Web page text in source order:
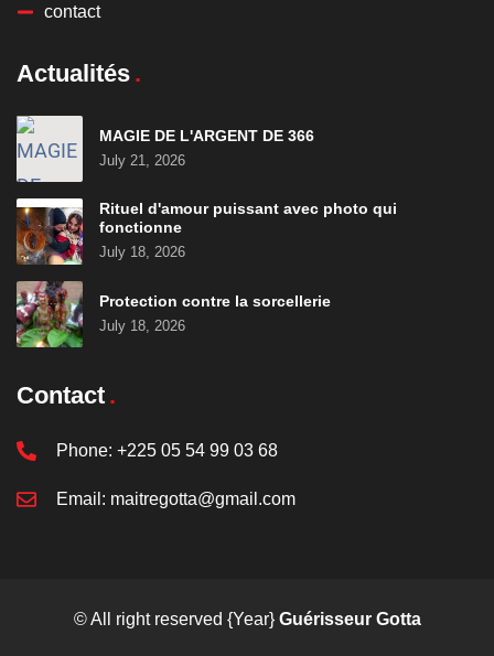
contact
Actualités
MAGIE DE L'ARGENT DE 366
July 21, 2026
Rituel d'amour puissant avec photo qui
fonctionne
July 18, 2026
Protection contre la sorcellerie
July 18, 2026
Contact
Phone: +225 05 54 99 03 68
Email: maitregotta@gmail.com
© All right reserved {Year} Guérisseur Gotta